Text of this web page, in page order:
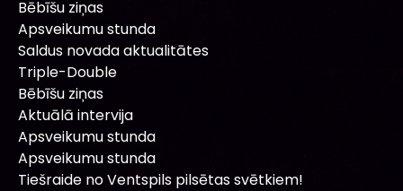
Bēbīšu ziņas
Apsveikumu stunda
Saldus novada aktualitātes
Triple-Double
Bēbīšu ziņas
Aktuālā intervija
Apsveikumu stunda
Apsveikumu stunda
Tiešraide no Ventspils pilsētas svētkiem!